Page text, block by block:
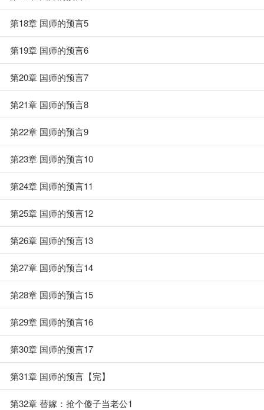
第18章 国师的预言5
第19章 国师的预言6
第20章 国师的预言7
第21章 国师的预言8
第22章 国师的预言9
第23章 国师的预言10
第24章 国师的预言11
第25章 国师的预言12
第26章 国师的预言13
第27章 国师的预言14
第28章 国师的预言15
第29章 国师的预言16
第30章 国师的预言17
第31章 国师的预言【完】
第32章 替嫁：抢个傻子当老公1